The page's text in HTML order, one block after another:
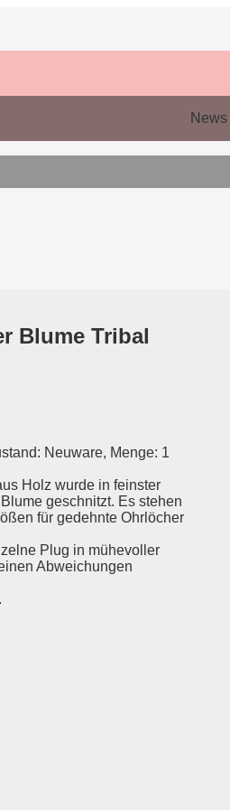
Blume Tribal
Neuware, Menge: 1
Holz wurde in feinster
geschnitzt. Es stehen
für gedehnte Ohrlöcher
Plug in mühevoller
Abweichungen